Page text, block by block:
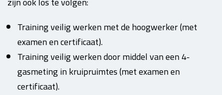
Training veilig werken met de hoogwerker (met
examen en certificaat).
Training veilig werken door middel van een 4-
gasmeting in kruipruimtes (met examen en
certificaat).